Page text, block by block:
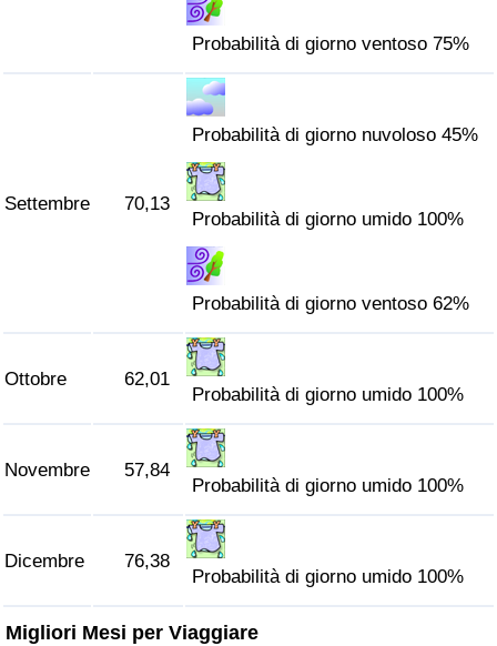
Probabilità di giorno ventoso 75%
Settembre 70,13
Probabilità di giorno nuvoloso 45%
Probabilità di giorno umido 100%
Probabilità di giorno ventoso 62%
Ottobre 62,01
Probabilità di giorno umido 100%
Novembre 57,84
Probabilità di giorno umido 100%
Dicembre 76,38
Probabilità di giorno umido 100%
Migliori Mesi per Viaggiare